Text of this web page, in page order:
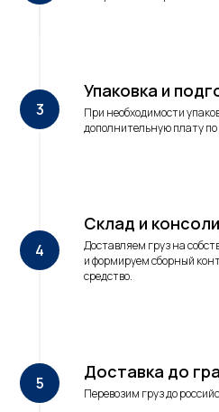
Упаковка и
При необходимости
дополнительную плату
Склад и
Доставляем груз на
и формируем сборный
средство.
Доставка до
Перевозим груз до